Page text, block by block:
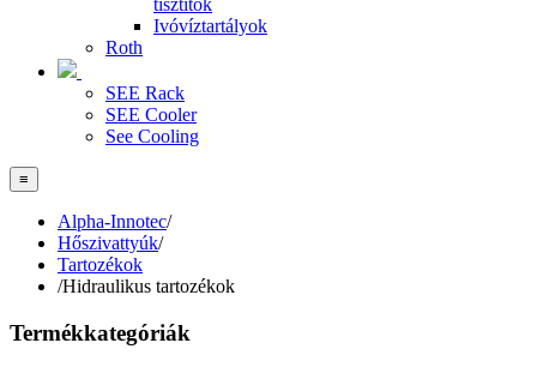
tisztítók
Ivóvíztartályok
Roth
SEE Rack
SEE Cooler
See Cooling
≡
Alpha-Innotec/
Hőszivattyúk/
Tartozékok
/Hidraulikus tartozékok
Termékkategóriák